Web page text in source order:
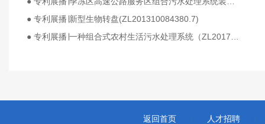
● 专利展播∣新型生物转盘(ZL201310084380.7)
返回首页 | 人才招聘 |